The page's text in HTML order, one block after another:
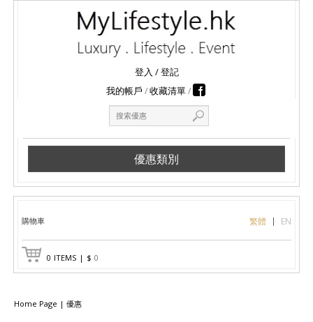
登入 /登記
我的帳戶
收藏清單
優惠類別
購物車 繁體 EN
0 ITEMS | $ 0
Home Page | 優惠